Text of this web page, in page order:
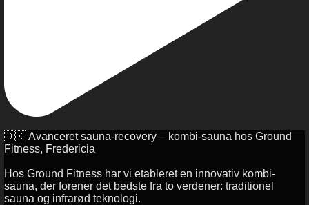
🇩🇰 Avanceret sauna-recovery – kombi-sauna hos Ground
Fitness, Fredericia
Hos Ground Fitness har vi etableret en innovativ kombi-
sauna, der forener det bedste fra to verdener: traditionel
sauna og infrarød teknologi.